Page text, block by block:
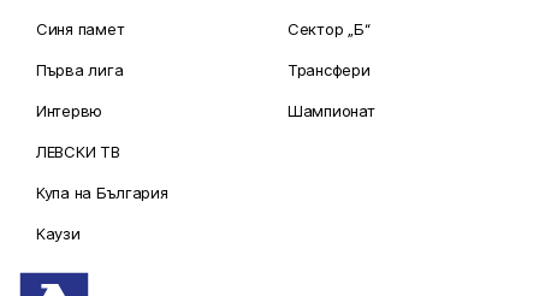
Синя памет
Първа лига
Интервю
ЛЕВСКИ ТВ
Купа на България
Каузи
Сектор „Б“
Трансфери
Шампионат